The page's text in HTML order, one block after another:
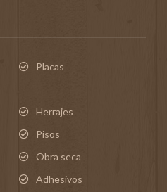
Placas
Herrajes
Pisos
Obra seca
Adhesivos